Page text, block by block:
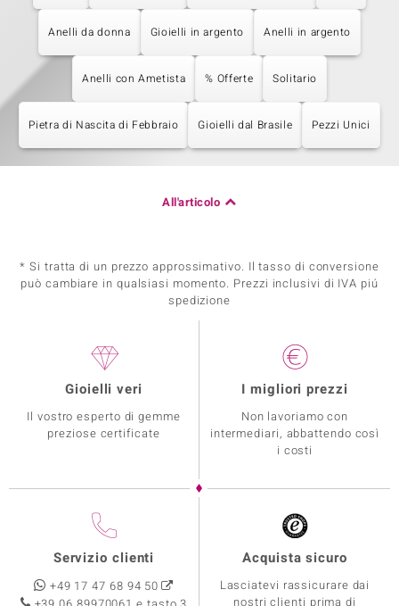
Anelli da donna Gioielli in argento Anelli in argento
Anelli con Ametista % Offerte Solitario
Pietra di Nascita di Febbraio Gioielli dal Brasile Pezzi Unici
All'articolo
* Si tratta di un prezzo approssimativo. Il tasso di conversione
può cambiare in qualsiasi momento. Prezzi inclusivi di IVA piú
spedizione
Gioielli veri
Il vostro esperto di gemme
preziose certificate
I migliori prezzi
Non lavoriamo con
intermediari, abbattendo così
i costi
Servizio clienti
+49 17 47 68 94 50
Acquista sicuro
Lasciatevi rassicurare dai
nostri clienti prima di